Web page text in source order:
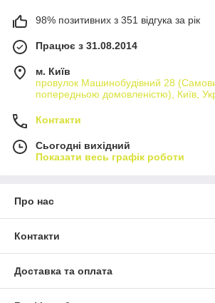
98% позитивних з 351 відгука за рік
Працює з 31.08.2014
м. Київ
провулок Машинобудівний 28
попередньою домовленістю), Київ,
Контакти
Сьогодні вихідний
Показати весь графік роботи
Про нас
Контакти
Доставка та оплата